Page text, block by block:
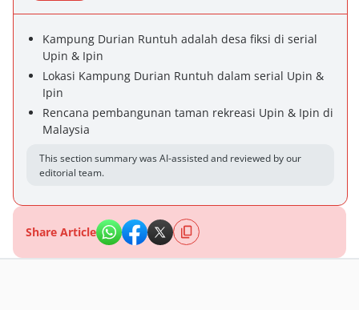
Kampung Durian Runtuh adalah desa fiksi di serial
Upin & Ipin
Lokasi Kampung Durian Runtuh dalam serial Upin &
Ipin
Rencana pembangunan taman rekreasi Upin & Ipin di
Malaysia
This section summary was AI-assisted and reviewed by our
editorial team.
Share Article